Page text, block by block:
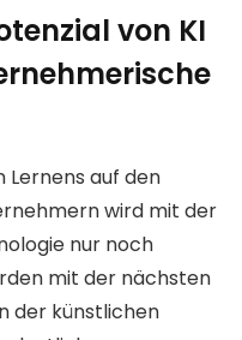
von KI
Lernens auf den
wird mit der
nur noch
mit der nächsten
der künstlichen